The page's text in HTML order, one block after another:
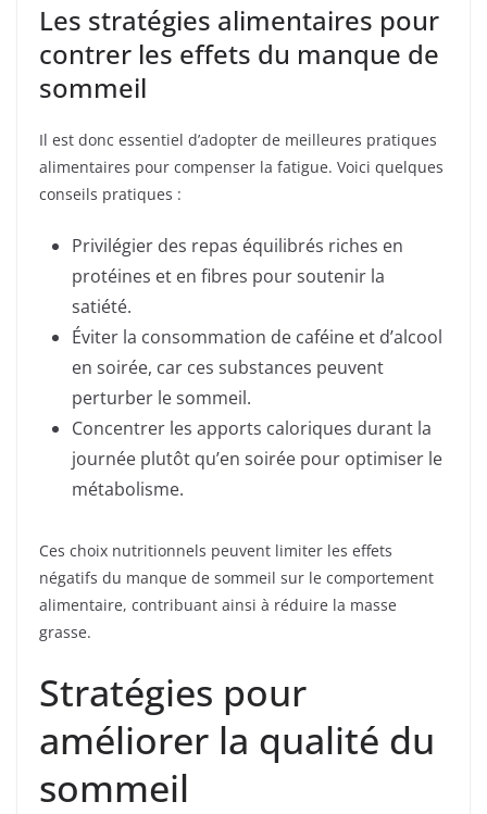
Les stratégies alimentaires pour
contrer les effets du manque de
sommeil
Il est donc essentiel d’adopter de meilleures pratiques
alimentaires pour compenser la fatigue. Voici quelques
conseils pratiques :
Privilégier des repas équilibrés riches en
protéines et en fibres pour soutenir la
satiété.
Éviter la consommation de caféine et d’alcool
en soirée, car ces substances peuvent
perturber le sommeil.
Concentrer les apports caloriques durant la
journée plutôt qu’en soirée pour optimiser le
métabolisme.
Ces choix nutritionnels peuvent limiter les effets
négatifs du manque de sommeil sur le comportement
alimentaire, contribuant ainsi à réduire la masse
grasse.
Stratégies pour
améliorer la qualité du
sommeil